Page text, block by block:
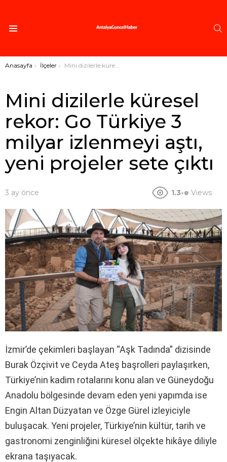
Buradasınız:
Anasayfa İlçeler Mini dizilerle küresel rekor: Go Türkiye 3 milyar izlenmeyi aştı, yeni projeler sete çıktı
Mini dizilerle küresel
rekor: Go Türkiye 3
milyar izlenmeyi aştı,
yeni projeler sete çıktı
3 ay önce 1.3-e Views
İzmir’de çekimleri başlayan “Aşk Tadında” dizisinde
Burak Özçivit ve Ceyda Ateş başrolleri paylaşırken,
Türkiye’nin kadim rotalarını konu alan ve Güneydoğu
Anadolu bölgesinde devam eden yeni yapımda ise
Engin Altan Düzyatan ve Özge Gürel izleyiciyle
buluşacak. Yeni projeler, Türkiye’nin kültür, tarih ve
gastronomi zenginliğini küresel ölçekte hikâye diliyle
ekrana taşıyacak.